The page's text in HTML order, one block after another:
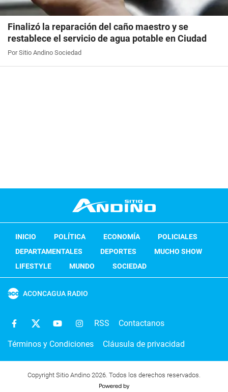
Finalizó la reparación del caño maestro y se
restablece el servicio de agua potable en Ciudad
Por Sitio Andino Sociedad
INICIO POLÍTICA ECONOMÍA
POLICIALES
DEPARTAMENTALES
DEPORTES
MUCHO SHOW
LIFESTYLE
MUNDO SOCIEDAD
ACONCAGUA RADIO
RSS Contactanos
Términos y Condiciones Cláusula de privacidad
Copyright Sitio Andino 2026. Todos los derechos reservados.